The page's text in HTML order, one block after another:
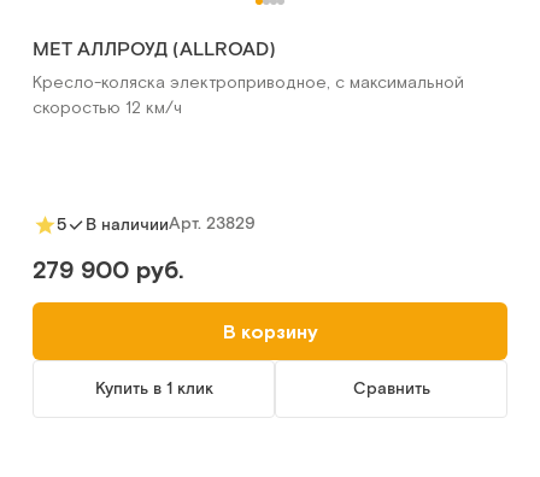
MET АЛЛРОУД (ALLROAD)
Кресло-коляска электроприводное, с максимальной
скоростью 12 км/ч
5 В наличииАрт. 23829
279 900 руб.
В корзину
Купить в 1 клик Сравнить